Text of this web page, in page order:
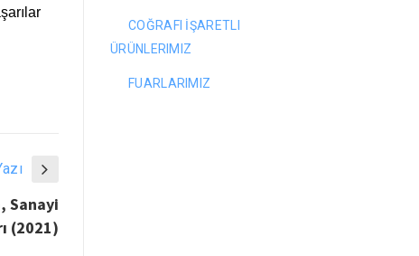
Sanayi
(2021)
COĞRAFI İŞARETLI
ÜRÜNLERIMIZ
FUARLARIMIZ